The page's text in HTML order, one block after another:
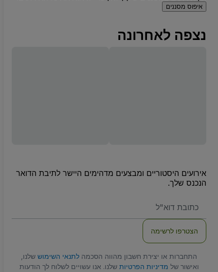
איפוס מסננים
נצפה לאחרונה
אירועים היסטוריים ומבצעים מדהימים היישר לתיבת הדואר
הנכנס שלך.
שלכם
הצטרפו לרשימה
התחברות או יצירת חשבון מהווה הסכמה לתנאי השימוש שלנו,
ואישור של מדיניות הפרטיות שלנו. אנו עשויים לשלוח לך הודעות